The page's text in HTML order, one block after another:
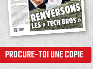
PROCURE-TOI UNE COPIE